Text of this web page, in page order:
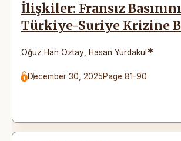
İlişkiler: Fransız
Türkiye-Suriye Krizine
Oğuz Han Öztay Hasan Yurdakul *
December 30, 2025Page 81-90